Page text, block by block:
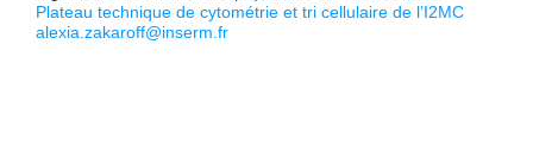
Plateau technique de cytométrie et tri cellulaire de l’I2MC
alexia.zakaroff@inserm.fr